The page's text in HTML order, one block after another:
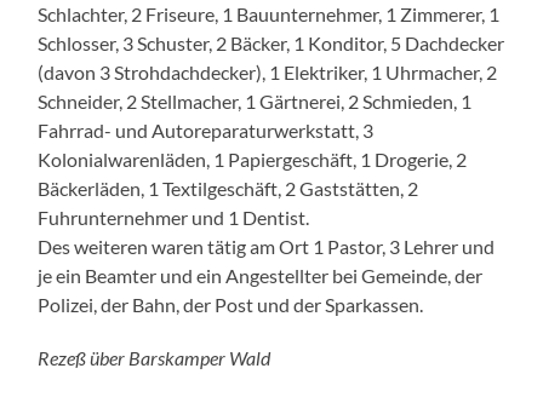
Schlachter, 2 Friseure, 1 Bauunternehmer, 1 Zimmerer, 1
Schlosser, 3 Schuster, 2 Bäcker, 1 Konditor, 5 Dachdecker
(davon 3 Strohdachdecker), 1 Elektriker, 1 Uhrmacher, 2
Schneider, 2 Stellmacher, 1 Gärtnerei, 2 Schmieden, 1
Fahrrad- und Autoreparaturwerkstatt, 3
Kolonialwarenläden, 1 Papiergeschäft, 1 Drogerie, 2
Bäckerläden, 1 Textilgeschäft, 2 Gaststätten, 2
Fuhrunternehmer und 1 Dentist.
Des weiteren waren tätig am Ort 1 Pastor, 3 Lehrer und
je ein Beamter und ein Angestellter bei Gemeinde, der
Polizei, der Bahn, der Post und der Sparkassen.
Rezeß über Barskamper Wald